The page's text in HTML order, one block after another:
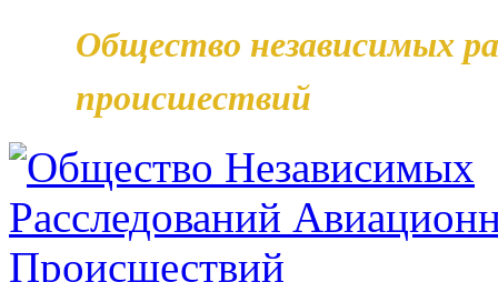
Общество независимых
происшествий